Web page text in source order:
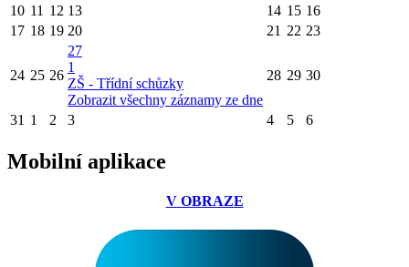
10 11 12 13 14 15 16
17 18 19 20 21 22 23
24 25 26
27
1
ZŠ - Třídní schůzky
Zobrazit všechny záznamy ze dne
28 29 30
31 1 2 3 4 5 6
Mobilní aplikace
V OBRAZE